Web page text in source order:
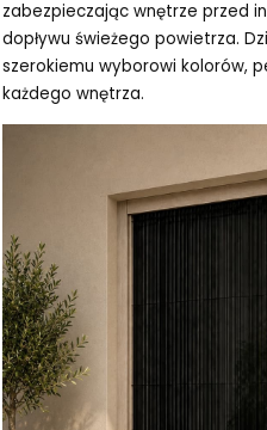
zabezpieczając wnętrze przed
dopływu świeżego powietrza.
szerokiemu wyborowi kolorów,
każdego wnętrza.